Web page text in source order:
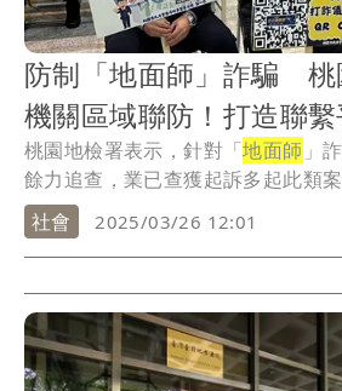
防制「地面師」詐騙 桃
機關區域聯防！打造聯
桃園地檢署表示，針對「地面師 」
餘力追查，業已查獲起訴多起此類
人不...
社會 2025/03/26 12:01